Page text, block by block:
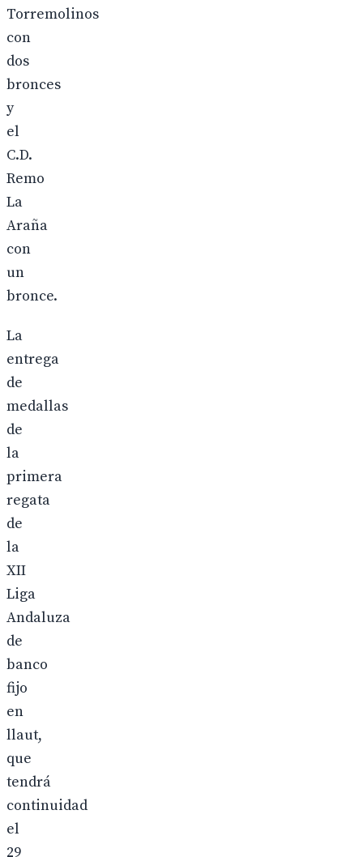
Torremolinos
con
dos
bronces
y
el
C.D.
Remo
La
Araña
con
un
bronce.
La
entrega
de
medallas
de
la
primera
regata
de
la
XII
Liga
Andaluza
de
banco
fijo
en
llaut,
que
tendrá
continuidad
el
29